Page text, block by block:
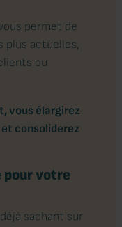
permet de
plus actuelles,
ou
vous élargirez
consoliderez
pour votre
sachant sur